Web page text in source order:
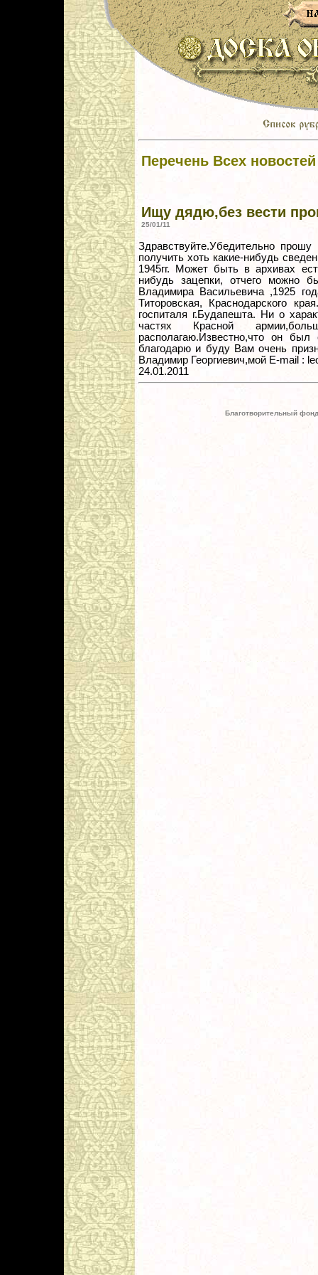
Перечень Всех новостей
Ищу дядю,без вести
25/01/11
Здравствуйте.Убедительно
получить хоть какие-нибудь
1945гг. Может быть в архивах
нибудь зацепки, отчего можно
Владимира Васильевича ,1925
Титоровская, Краснодарского
госпиталя г.Будапешта. Ни о
частях Красной
располагаю.Известно,что он был
благодарю и буду Вам очень
Владимир Георгиевич,мой E-mail :
24.01.2011
Благотворительный